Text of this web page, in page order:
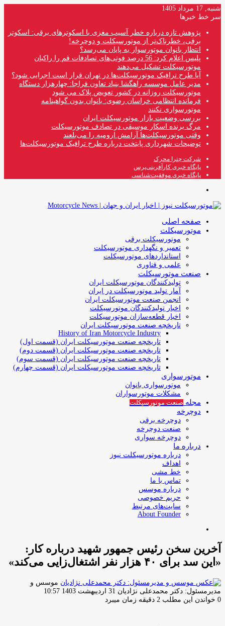
شنبه, 17 مرداد 1405
سر خط خبرها
پژوهش تازه درباره خطر آسیب مغزی با اسکوترهای برقی: اسکوتر
برقی، خطرناک‌تر از موتورسیکلت و دوچرخه!
انتظار بانوان موتورسوار به پایان می‌رسد؟
پلیس اعلام کرد: 56 درصد فوتی‌های تصادفات قم را راکبان
موتورسیکلت تشکیل می‌دهند
آیا طرح ترافیک موتورسیکلت‌ها در تهران قرار است اجرایی شود؟
مدیر عامل موسسه راهگشا بنیاد تعاون فراجا: چهارهزار دستگاه
موتورسیکلت روزانه در کشور تعویض پلاک می شود
فرمانده انتظامی خراسان رضوی: بانوان بدون گواهینامه
موتورسواری نکنند
بررسی وضعیت بازار موتورسیکلت ایران
مرگ برنده اسکار موسیقی در تصادف موتورسیکلت
وقتی موتورسیکلت‌ها آرامش ارومیه را می‌بلعند
توضیحات شهرداری پایتخت درباره طرح ترافیک موتورسیکلت‌ها
شرکت چترا محرک
پایگاه خبری کارآفرینی‌پرس
پایگاه خبری موفقیت‌شناسی
صفحه اصلی
موتورسیکلت
موتورسیکلت برقی
تعمیر و نگهداری موتورسیکلت
استانداردهای موتورسیکلت
علمی و فناوری
صنعت موتورسیکلت
تولیدکنندگان موتورسیکلت ایران
آمار تولید موتورسیکلت در ایران
انجمن صنعت موتورسیکلت ایران
اخبار تولیدکنندگان موتورسیکلت
اخبار قطعه‌سازان موتورسیکلت
تاریخچه صنعت موتورسیکلت ایران
History of Iran Motorcycle Industry
تاریخچه صنعت موتورسیکلت ایران (قسمت اول)
تاریخچه صنعت موتورسیکلت ایران (قسمت دوم)
تاریخچه صنعت موتورسیکلت ایران (قسمت سوم)
تاریخچه صنعت موتورسیکلت ایران (قسمت چهارم)
موتورسواری
موتورسواری بانوان
مشکلات موتورسواران
مجله صنعت موتورسیکلت
دوچرخه
دوچرخه برقی
صنعت دوچرخه
دوچرخه سواری
درباره ما
درباره موتورسیکلت نیوز
اهداف
خط مشی
تماس با ما
درباره موسس
حریم خصوصی
سایت‌های مرتبط
About Founder
آخرین سخن رئیس جمهور شهید درباره کار:
«این سد برای ۴۰ هزار نفر اشتغال‌زایی می‌کند»
موسس و
مدیرمسئول: دکتر محمدعلی نژادیان ارسال
ایمیل
31 اردیبهشت 1403 10:57
0 خواندن این مطلب 2 دقیقه زمان میبرد